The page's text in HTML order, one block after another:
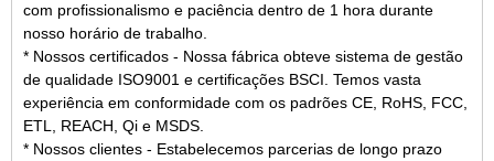
com profissionalismo e paciência dentro de 1 hora durante
nosso horário de trabalho.
* Nossos certificados - Nossa fábrica obteve sistema de gestão
de qualidade ISO9001 e certificações BSCI. Temos vasta
experiência em conformidade com os padrões CE, RoHS, FCC,
ETL, REACH, Qi e MSDS.
* Nossos clientes - Estabelecemos parcerias de longo prazo